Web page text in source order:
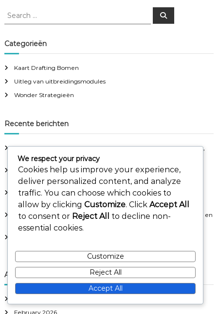
S
r
c
f
o
r
S
Categorieën
Kaart Drafting Bomen
Uitleg van uitbreidingsmodules
Wonder Strategieën
Recente berichten
Wonder van Tenochtitlan: Stedelijke ontwikkeling, Handelsroutes,
Strategische positionering
Leeftijd Drie Strategieën: Eindspelplanning, Maximaliseren van
punten, Strategisch draften
Leeftijd Eén Beslissingsbomen: Optimale kaartkeuzes,
Draftvolgorde, Synergieverkenning
Leeftijd Twee Hulpbronnenstrategieën: Balanceren van militaire en
culturele aspecten, Efficiëntie in de planning
Archief
February 2026
We respect your privacy
Cookies help us improve your experience,
deliver personalized content, and analyze
traffic. You can choose which cookies to
allow by clicking Customize. Click Accept All
to consent or Reject All
to decline non-
essential cookies.
Customize
Reject All
Accept All